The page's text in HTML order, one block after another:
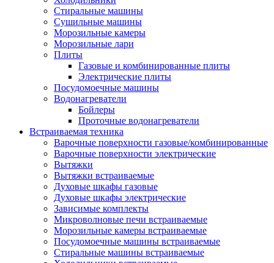
Тепловые пушки
Увлажнители
Радиаторы
Медицинская техника
Назальные аспираторы
Стетоскопы
Термометры
Тонометры
Электрические грелки
Аудио-видео техника
Аксессуары для аудио-видео техники
Кабели для аудио и видео
Кронштейны для акустики
Магнитолы
Музыкальные центры
Диктофоны
Домашние кинотеатры
Игровые приставки и аксессуары
Аксессуары к игровым
Музыкальные инструменты
Аксессуары эми
Стиральные машины
Сушильные машины
Морозильные камеры
Морозильные лари
Плиты
Газовые и комбинированные плиты
Электрические плиты
Посудомоечные машины
Водонагреватели
Бойлеры
Проточные водонагреватели
Встраиваемая техника
Варочные поверхности газовые/комбинированные
Варочные поверхности электрические
Вытяжки
Вытяжки встраиваемые
Духовые шкафы газовые
Духовые шкафы электрические
Зависимые комплекты
Микроволновые печи встраиваемые
Морозильные камеры встраиваемые
Посудомоечные машины встраиваемые
Стиральные машины встраиваемые